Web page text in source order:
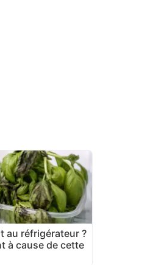
au réfrigérateur ?
à cause de cette